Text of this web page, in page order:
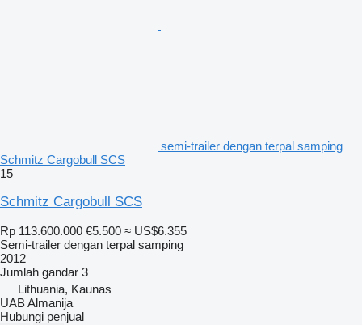
semi-trailer dengan terpal samping
Schmitz Cargobull SCS
15
Schmitz Cargobull SCS
Rp 113.600.000 €5.500 ≈ US$6.355
Semi-trailer dengan terpal samping
2012
Jumlah gandar 3
Lithuania, Kaunas
UAB Almanija
Hubungi penjual